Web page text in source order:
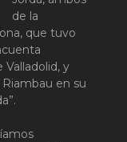
de la
que tuvo
Valladolid, y
en su